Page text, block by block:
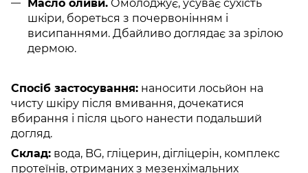
Масло оливи. Омолоджує, усуває сухість
шкіри, бореться з почервонінням і
висипаннями. Дбайливо доглядає за зрілою
дермою.
Спосіб застосування: наносити лосьйон на
чисту шкіру після вмивання, дочекатися
вбирання і після цього нанести подальший
догляд.
Склад: вода, BG, гліцерин, дігліцерін, комплекс
протеїнів, отриманих з мезенхімальних